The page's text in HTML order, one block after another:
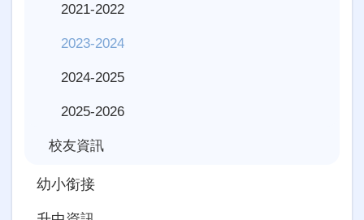
2021-2022
2023-2024
2024-2025
2025-2026
校友資訊
幼小銜接